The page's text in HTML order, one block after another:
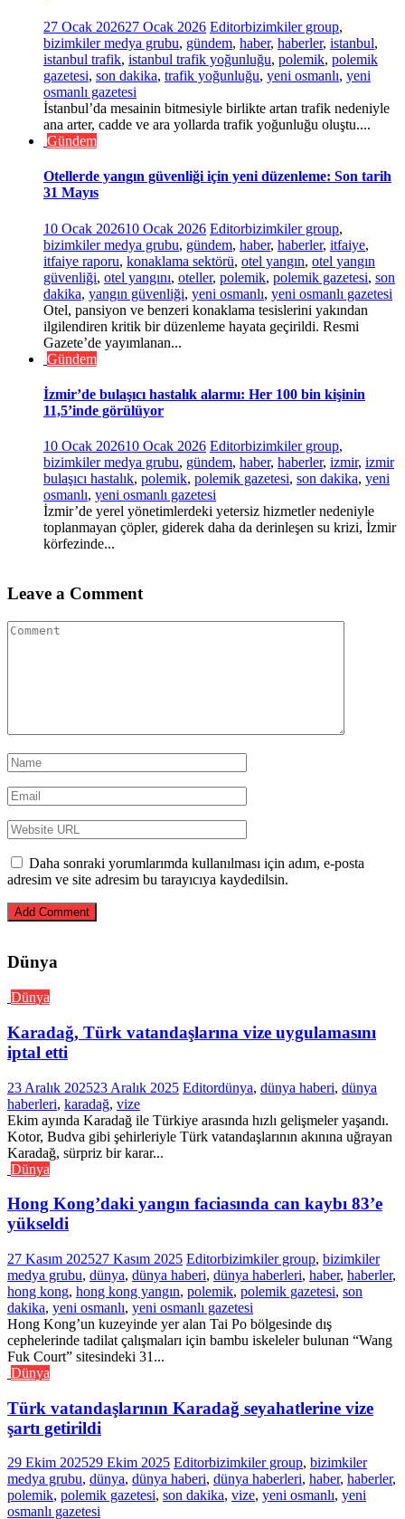
27 Ocak 202627 Ocak 2026 Editorbizimkiler group,
bizimkiler medya grubu, gündem, haber, haberler, istanbul,
istanbul trafik, istanbul trafik yoğunluğu, polemik, polemik
gazetesi, son dakika, trafik yoğunluğu, yeni osmanlı, yeni
osmanlı gazetesi
İstanbul’da mesainin bitmesiyle birlikte artan trafik nedeniyle
ana arter, cadde ve ara yollarda trafik yoğunluğu oluştu....
Gündem
Otellerde yangın güvenliği için yeni düzenleme: Son tarih
31 Mayıs
10 Ocak 202610 Ocak 2026 Editorbizimkiler group,
bizimkiler medya grubu, gündem, haber, haberler, itfaiye,
itfaiye raporu, konaklama sektörü, otel yangın, otel yangın
güvenliği, otel yangını, oteller, polemik, polemik gazetesi, son
dakika, yangın güvenliği, yeni osmanlı, yeni osmanlı gazetesi
Otel, pansiyon ve benzeri konaklama tesislerini yakından
ilgilendiren kritik bir düzenleme hayata geçirildi. Resmi
Gazete’de yayımlanan...
Gündem
İzmir’de bulaşıcı hastalık alarmı: Her 100 bin kişinin
11,5’inde görülüyor
10 Ocak 202610 Ocak 2026 Editorbizimkiler group,
bizimkiler medya grubu, gündem, haber, haberler, izmir, izmir
bulaşıcı hastalık, polemik, polemik gazetesi, son dakika, yeni
osmanlı, yeni osmanlı gazetesi
İzmir’de yerel yönetimlerdeki yetersiz hizmetler nedeniyle
toplanmayan çöpler, giderek daha da derinleşen su krizi, İzmir
körfezinde...
Leave a Comment
Daha sonraki yorumlarımda kullanılması için adım, e-posta
adresim ve site adresim bu tarayıcıya kaydedilsin.
Dünya
Dünya
Karadağ, Türk vatandaşlarına vize uygulamasını
iptal etti
23 Aralık 202523 Aralık 2025 Editordünya, dünya haberi, dünya
haberleri, karadağ, vize
Ekim ayında Karadağ ile Türkiye arasında hızlı gelişmeler yaşandı.
Kotor, Budva gibi şehirleriyle Türk vatandaşlarının akınına uğrayan
Karadağ, sürpriz bir karar...
Dünya
Hong Kong’daki yangın faciasında can kaybı 83’e
yükseldi
27 Kasım 202527 Kasım 2025 Editorbizimkiler group, bizimkiler
medya grubu, dünya, dünya haberi, dünya haberleri, haber, haberler,
hong kong, hong kong yangın, polemik, polemik gazetesi, son
dakika, yeni osmanlı, yeni osmanlı gazetesi
Hong Kong’un kuzeyinde yer alan Tai Po bölgesinde dış
cephelerinde tadilat çalışmaları için bambu iskeleler bulunan “Wang
Fuk Court” sitesindeki 31...
Dünya
Türk vatandaşlarının Karadağ seyahatlerine vize
şartı getirildi
29 Ekim 202529 Ekim 2025 Editorbizimkiler group, bizimkiler
medya grubu, dünya, dünya haberi, dünya haberleri, haber, haberler,
polemik, polemik gazetesi, son dakika, vize, yeni osmanlı, yeni
osmanlı gazetesi